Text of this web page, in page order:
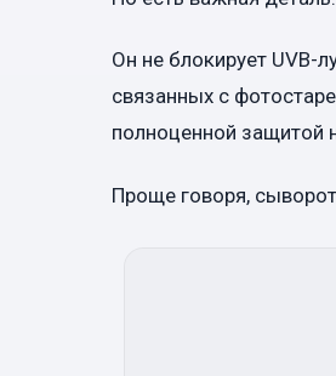
Он не блокирует UVB-
связанных с
полноценной защитой
Проще говоря,